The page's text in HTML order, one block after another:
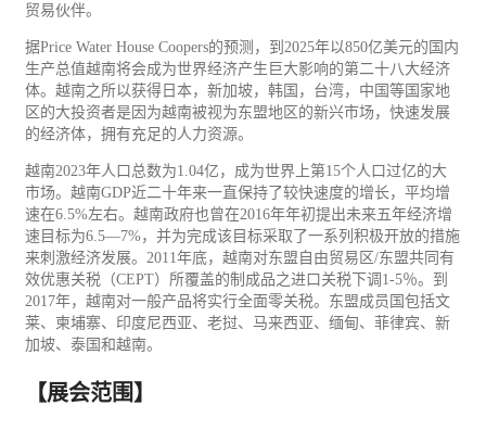
贸易伙伴。
据Price Water House Coopers的预测，到2025年以850亿美元的国内
生产总值越南将会成为世界经济产生巨大影响的第二十八大经济
体。越南之所以获得日本，新加坡，韩国，台湾，中国等国家地
区的大投资者是因为越南被视为东盟地区的新兴市场，快速发展
的经济体，拥有充足的人力资源。
越南2023年人口总数为1.04亿，成为世界上第15个人口过亿的大
市场。越南GDP近二十年来一直保持了较快速度的增长，平均增
速在6.5%左右。越南政府也曾在2016年年初提出未来五年经济增
速目标为6.5—7%，并为完成该目标采取了一系列积极开放的措施
来刺激经济发展。2011年底，越南对东盟自由贸易区/东盟共同有
效优惠关税（CEPT）所覆盖的制成品之进口关税下调1-5％。到
2017年，越南对一般产品将实行全面零关税。东盟成员国包括文
莱、柬埔寨、印度尼西亚、老挝、马来西亚、缅甸、菲律宾、新
加坡、泰国和越南。
【展会范围】